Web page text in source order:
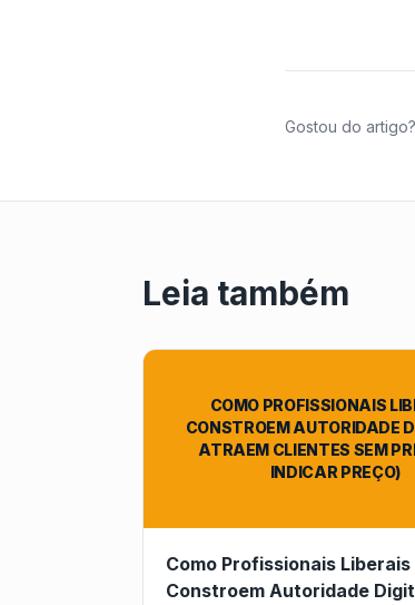
Gostou do
Leia também
COMO PROFISSIONAIS
CONSTROEM AUTORIDADE
ATRAEM CLIENTES SEM
INDICAR PREÇO)
Como Profissionais Liberais
Constroem Autoridade